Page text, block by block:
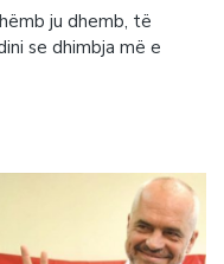
ju dhemb, të
se dhimbja më e